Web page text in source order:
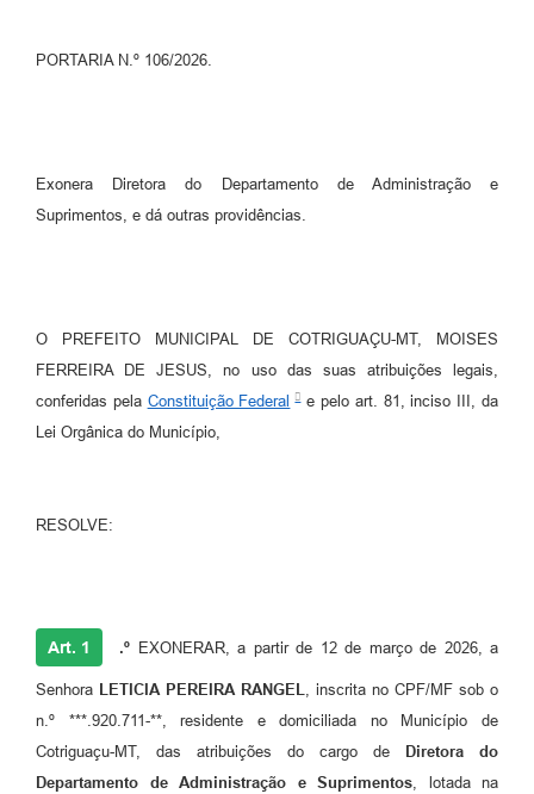
Editais
Enquete
Contato
PORTARIA N.º 106/2026.
Exonera Diretora do Departamento de Administração e
Suprimentos, e dá outras providências.
O PREFEITO MUNICIPAL DE COTRIGUAÇU-MT, MOISES
FERREIRA DE JESUS, no uso das suas atribuições legais,
conferidas pela Constituição Federal
e pelo art. 81, inciso III, da
Lei Orgânica do Município,
RESOLVE:
Art. 1 .º EXONERAR, a partir de 12 de março de 2026, a
Senhora LETICIA PEREIRA RANGEL, inscrita no CPF/MF sob o
n.º ***.920.711-**, residente e domiciliada no Município de
Cotriguaçu-MT, das atribuições do cargo de
Diretora do
Departamento de Administração e Suprimentos, lotada na